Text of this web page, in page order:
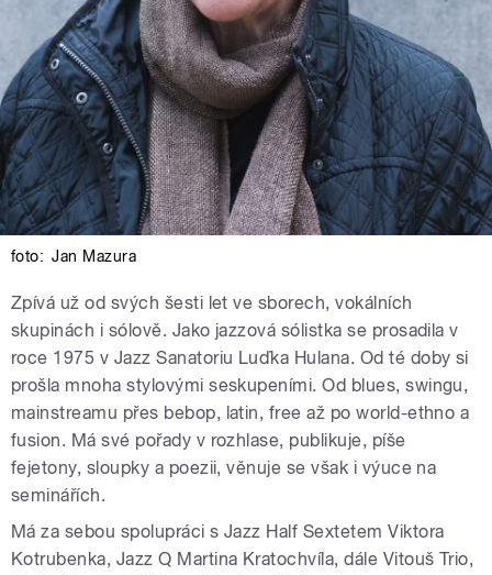
foto: Jan Mazura
Zpívá už od svých šesti let ve sborech, vokálních
skupinách i sólově. Jako jazzová sólistka se prosadila v
roce 1975 v Jazz Sanatoriu Luďka Hulana. Od té doby si
prošla mnoha stylovými seskupeními. Od blues, swingu,
mainstreamu přes bebop, latin, free až po world-ethno a
fusion. Má své pořady v rozhlase, publikuje, píše
fejetony, sloupky a poezii, věnuje se však i výuce na
seminářích.
Má za sebou spolupráci s Jazz Half Sextetem Viktora
Kotrubenka, Jazz Q Martina Kratochvíla, dále Vitouš Trio,